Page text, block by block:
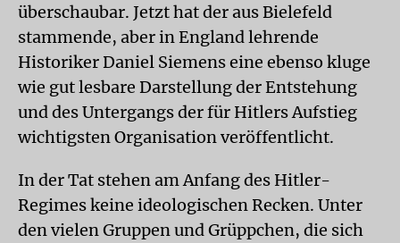
überschaubar. Jetzt hat der aus Bielefeld
stammende, aber in England lehrende
Historiker Daniel Siemens eine ebenso kluge
wie gut lesbare Darstellung der Entstehung
und des Untergangs der für Hitlers Aufstieg
wichtigsten Organisation veröffentlicht.
In der Tat stehen am Anfang des Hitler-
Regimes keine ideologischen Recken. Unter
den vielen Gruppen und Grüppchen, die sich